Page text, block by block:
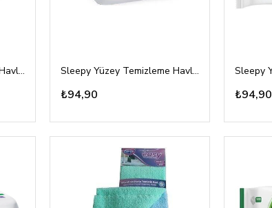
Sleepy Yüzey Temizleme Havlusu Çamaşır Suyu Katkılı 100'lü Sleepy Yüzey Temizleme Havlusu Çam Ferahlığı 100'lü
₺94,90 ₺94,90